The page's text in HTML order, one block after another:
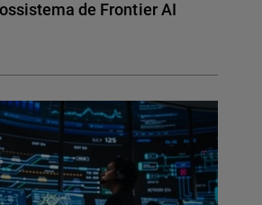
de Frontier AI